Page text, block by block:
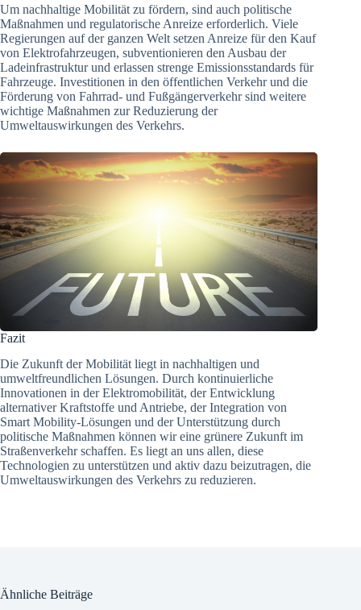
Um nachhaltige Mobilität zu fördern, sind auch politische
Maßnahmen und regulatorische Anreize erforderlich. Viele
Regierungen auf der ganzen Welt setzen Anreize für den Kauf
von Elektrofahrzeugen, subventionieren den Ausbau der
Ladeinfrastruktur und erlassen strenge Emissionsstandards für
Fahrzeuge. Investitionen in den öffentlichen Verkehr und die
Förderung von Fahrrad- und Fußgängerverkehr sind weitere
wichtige Maßnahmen zur Reduzierung der
Umweltauswirkungen des Verkehrs.
Fazit
Die Zukunft der Mobilität liegt in nachhaltigen und
umweltfreundlichen Lösungen. Durch kontinuierliche
Innovationen in der Elektromobilität, der Entwicklung
alternativer Kraftstoffe und Antriebe, der Integration von
Smart Mobility-Lösungen und der Unterstützung durch
politische Maßnahmen können wir eine grünere Zukunft im
Straßenverkehr schaffen. Es liegt an uns allen, diese
Technologien zu unterstützen und aktiv dazu beizutragen, die
Umweltauswirkungen des Verkehrs zu reduzieren.
Ähnliche Beiträge